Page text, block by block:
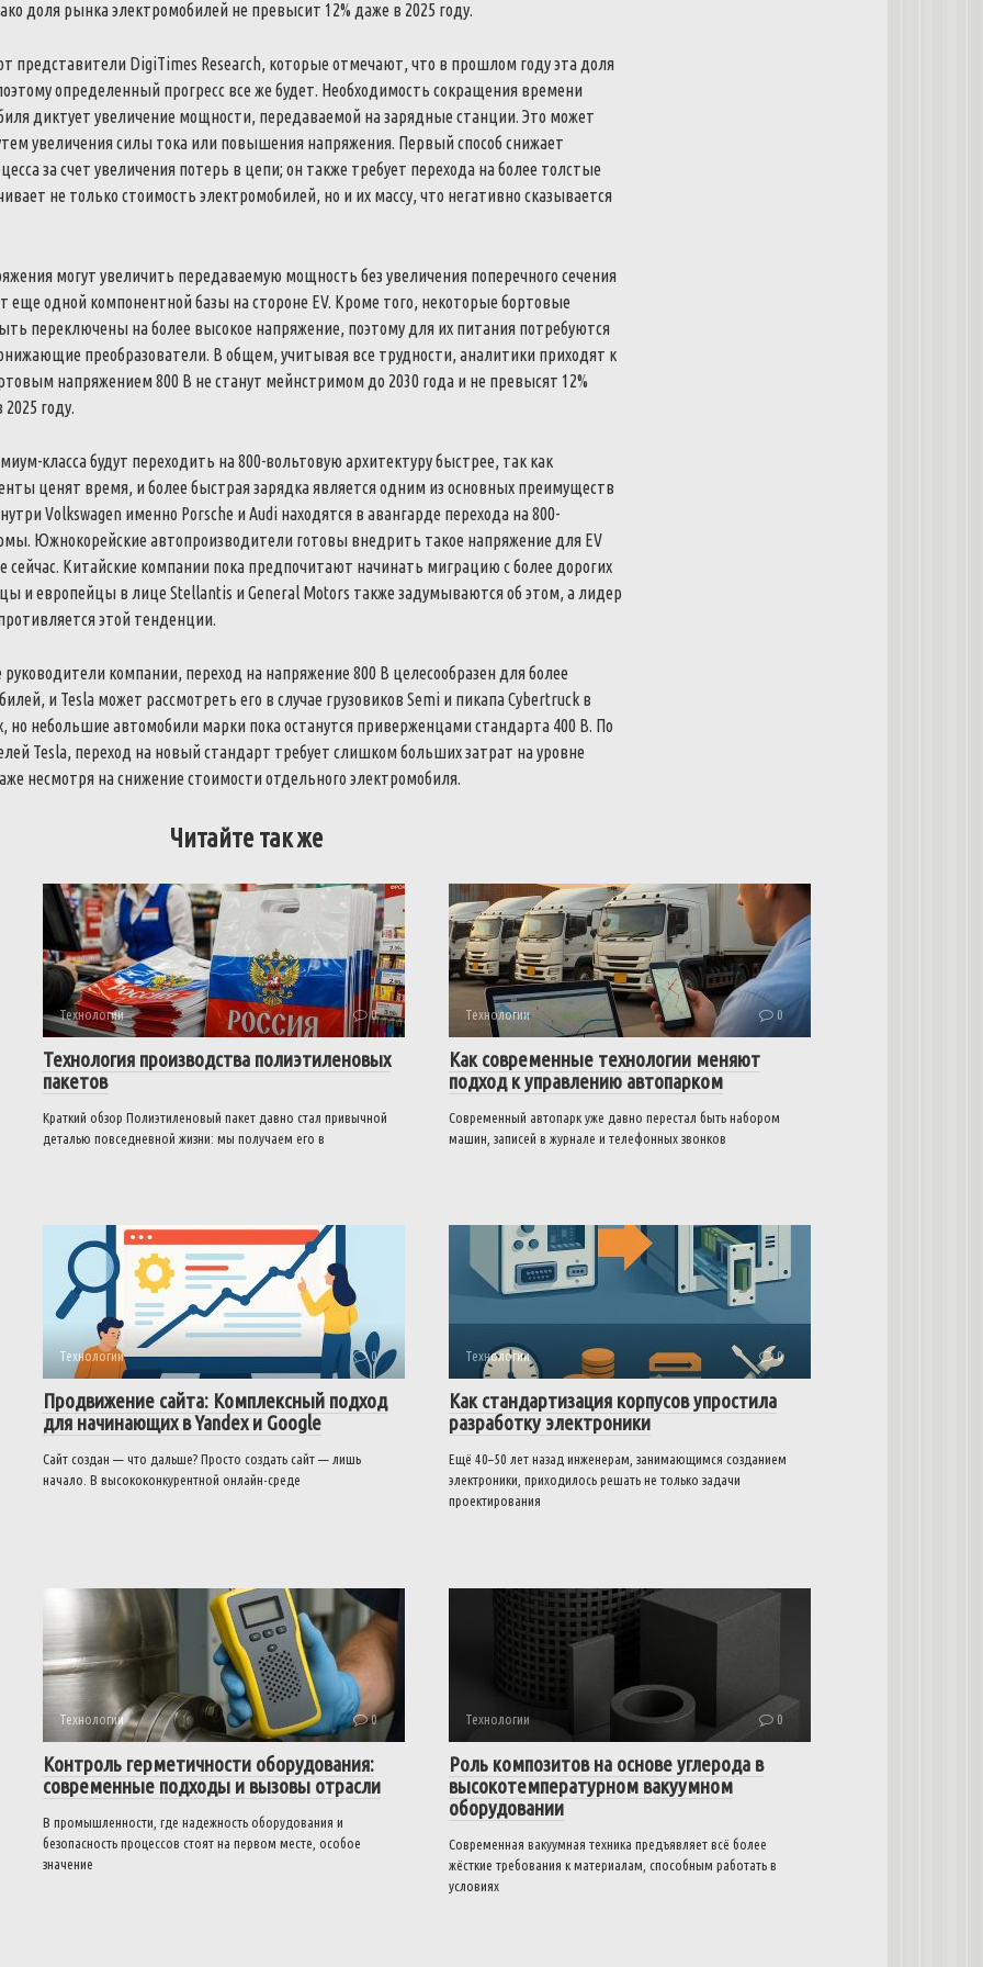
доля рынка электромобилей не превысит 12% даже в 2025 году.
представители DigiTimes Research, которые отмечают, что в прошлом году эта доля
определенный прогресс все же будет. Необходимость сокращения времени
диктует увеличение мощности, передаваемой на зарядные станции. Это может
увеличения силы тока или повышения напряжения. Первый способ снижает
за счет увеличения потерь в цепи; он также требует перехода на более толстые
не только стоимость электромобилей, но и их массу, что негативно сказывается
могут увеличить передаваемую мощность без увеличения поперечного сечения
еще одной компонентной базы на стороне EV. Кроме того, некоторые бортовые
переключены на более высокое напряжение, поэтому для их питания потребуются
преобразователи. В общем, учитывая все трудности, аналитики приходят к
напряжением 800 В не станут мейнстримом до 2030 года и не превысят 12%
году.
класса будут переходить на 800-вольтовую архитектуру быстрее, так как
ценят время, и более быстрая зарядка является одним из основных преимуществ
Volkswagen именно Porsche и Audi находятся в авангарде перехода на 800-
Южнокорейские автопроизводители готовы внедрить такое напряжение для EV
сейчас. Китайские компании пока предпочитают начинать миграцию с более дорогих
и европейцы в лице Stellantis и General Motors также задумываются об этом, а лидер
этой тенденции.
компании, переход на напряжение 800 В целесообразен для более
и Tesla может рассмотреть его в случае грузовиков Semi и пикапа Cybertruck в
но небольшие автомобили марки пока останутся приверженцами стандарта 400 В. По
Tesla, переход на новый стандарт требует слишком больших затрат на уровне
несмотря на снижение стоимости отдельного электромобиля.
Читайте так же
Технологии 0
Технология производства полиэтиленовых
пакетов
Краткий обзор Полиэтиленовый пакет давно стал привычной
деталью повседневной жизни: мы получаем его в
Технологии 0
Как современные технологии меняют
подход к управлению автопарком
Современный автопарк уже давно перестал быть набором
машин, записей в журнале и телефонных звонков
Технологии 0
Продвижение сайта: Комплексный подход
для начинающих в Yandex и Google
Сайт создан — что дальше? Просто создать сайт — лишь
начало. В высококонкурентной онлайн-среде
Технологии 0
Как стандартизация корпусов упростила
разработку электроники
Ещё 40–50 лет назад инженерам, занимающимся созданием
электроники, приходилось решать не только задачи
проектирования
Технологии 0
Контроль герметичности оборудования:
современные подходы и вызовы отрасли
В промышленности, где надежность оборудования и
безопасность процессов стоят на первом месте, особое
значение
Технологии 0
Роль композитов на основе углерода в
высокотемпературном вакуумном
оборудовании
Современная вакуумная техника предъявляет всё более
жёсткие требования к материалам, способным работать в
условиях